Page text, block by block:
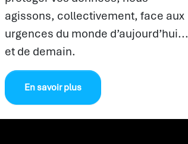
agissons, collectivement, face aux
urgences du monde d’aujourd’hui...
et de demain.
En savoir plus